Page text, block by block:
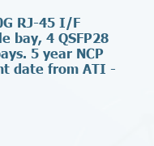
RJ-45 I/F
bay, 4 QSFP28
5 year NCP
date from ATI -